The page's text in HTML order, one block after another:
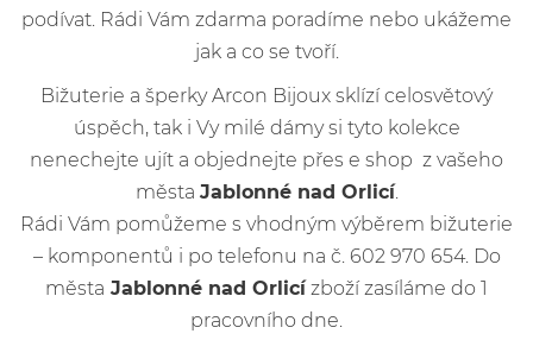
podívat. Rádi Vám zdarma poradíme nebo ukážeme
jak a co se tvoří.
Bižuterie a šperky Arcon Bijoux sklízí celosvětový
úspěch, tak i Vy milé dámy si tyto kolekce
nenechejte ujít a objednejte přes e shop z vašeho
města Jablonné nad Orlicí.
Rádi Vám pomůžeme s vhodným výběrem bižuterie
– komponentů i po telefonu na č. 602 970 654. Do
města Jablonné nad Orlicízboží zasíláme do 1
pracovního dne.